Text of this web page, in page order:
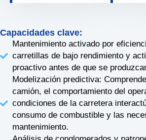
Capacidades clave:
Mantenimiento activado por
carretillas de bajo rendimiento y
proactivo antes de que se
Modelización predictiva:
camión, el comportamiento del
condiciones de la carretera
consumo de combustible y las
mantenimiento.